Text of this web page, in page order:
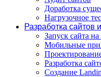
Доработка
Нагрузочное
Разработка сайтов
Запуск сайта
Мобильные
Разработка
Создание